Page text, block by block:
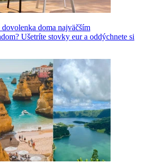
doma najväčším
Ušetríte stovky eur a oddýchnete si